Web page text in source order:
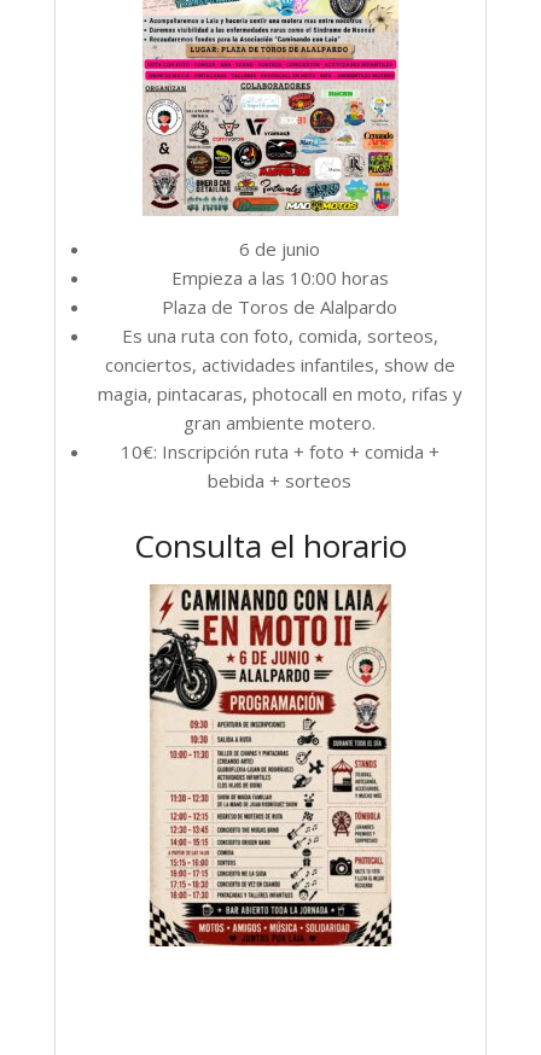
6 de junio
Empieza a las 10:00 horas
Plaza de Toros de Alalpardo
Es una ruta con foto, comida, sorteos,
conciertos, actividades infantiles, show de
magia, pintacaras, photocall en moto, rifas y
gran ambiente motero.
10€: Inscripción ruta + foto + comida +
bebida + sorteos
Consulta el horario